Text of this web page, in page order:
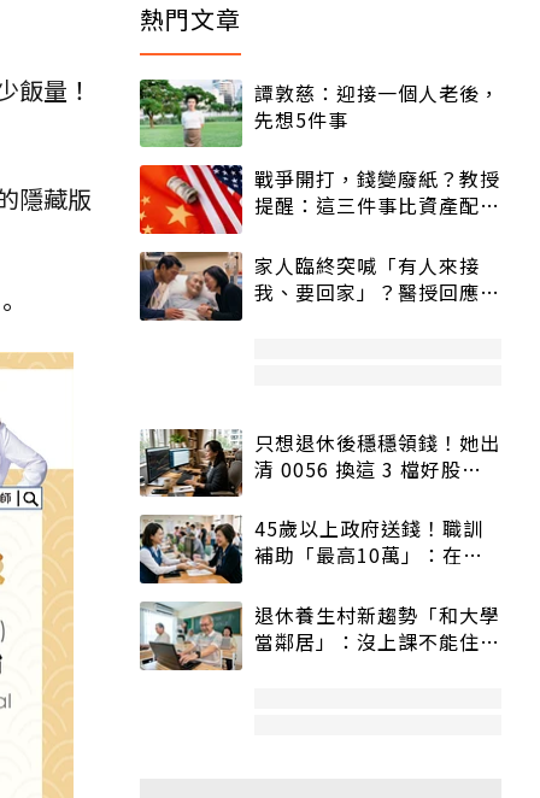
飯量！
隱藏版
熱門文章
譚敦慈：迎接一個人老後，
先想5件事
戰爭開打，錢變廢紙？教授
提醒：這三件事比資產配置
家人臨終突喊「有人來接
我、要回家」？醫授回應方
只想退休後穩穩領錢！她出
清 0056 換這 3 檔好股：
45歲以上政府送錢！職訓
補助「最高10萬」：在
退休養生村新趨勢「和大學
當鄰居」：沒上課不能住、